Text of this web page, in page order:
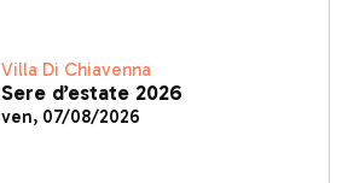
Villa Di Chiavenna
Sere d’estate 2026
ven, 07/08/2026